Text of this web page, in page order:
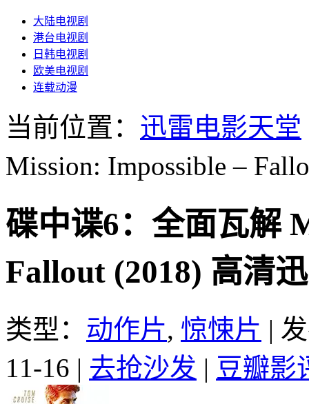
大陆电视剧
港台电视剧
日韩电视剧
欧美电视剧
连载动漫
当前位置： 迅雷电影天堂
Mission: Impossible –
碟中谍6：全面瓦解
Fallout (2018) 高清
类型： 动作片, 惊悚片 |
11-16 | 去抢沙发 | 豆瓣影